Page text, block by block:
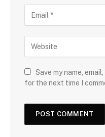
Save my name,
for the next time I